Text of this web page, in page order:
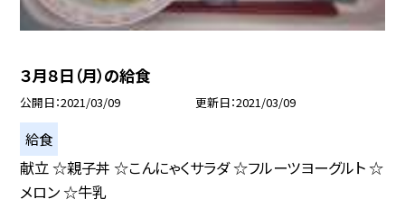
３月８日（月）の給食
公開日 2021/03/09 更新日 2021/03/09
給食
献立 ☆親子丼 ☆こんにゃくサラダ ☆フルーツヨーグルト ☆
メロン ☆牛乳